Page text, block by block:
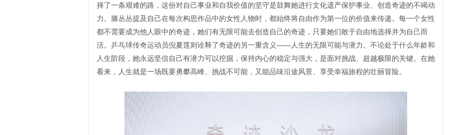
择了一条艰难的路，这份对自己事业和自我价值的坚守是鼓舞她进行文化遗产保护事业、创造奇迹的不竭动
力。滕丛丛提及自己在每次构思作品中的女性人物时，都始终将自由作为第一位的价值来传递。每一个女性
都不需要成为他人眼中的奇迹，她们有无限可能去创造自己的奇迹，只要她们敢于自由地选择并为自己而
活。乒乓球传奇运动员倪夏莲则诠释了奇迹的另一重含义——人生的无限可能与潜力。不论处于什么年龄和
人生阶段，她永远坚信自己有潜力可以挖掘，保持内心的稳定与强大，是面对挑战、超越极限的关键。在她
看来，人生就是一场既要勇攀高峰、挑战不可能，又能品味沿途风景、享受幸福旅程的壮丽冒险。